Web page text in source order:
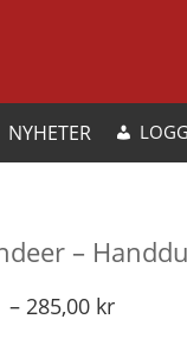
NYHETER
–
– 285,00 kr